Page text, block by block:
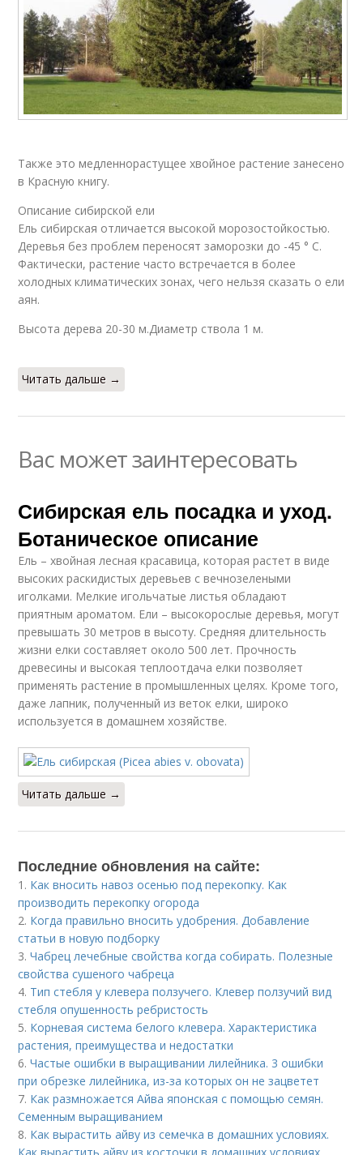
Также это медленнорастущее хвойное растение занесено
в Красную книгу.
Описание сибирской ели
Ель сибирская отличается высокой морозостойкостью.
Деревья без проблем переносят заморозки до -45 ° С.
Фактически, растение часто встречается в более
холодных климатических зонах, чего нельзя сказать о ели
аян.
Высота дерева 20-30 м.Диаметр ствола 1 м.
Читать дальше →
Вас может заинтересовать
Сибирская ель посадка и уход.
Ботаническое описание
Ель – хвойная лесная красавица, которая растет в виде
высоких раскидистых деревьев с вечнозелеными
иголками. Мелкие игольчатые листья обладают
приятным ароматом. Ели – высокорослые деревья, могут
превышать 30 метров в высоту. Средняя длительность
жизни елки составляет около 500 лет. Прочность
древесины и высокая теплоотдача елки позволяет
применять растение в промышленных целях. Кроме того,
даже лапник, полученный из веток елки, широко
используется в домашнем хозяйстве.
Читать дальше →
Последние обновления на сайте:
1. Как вносить навоз осенью под перекопку. Как
производить перекопку огорода
2. Когда правильно вносить удобрения. Добавление
статьи в новую подборку
3.Чабрец лечебные свойства когда собирать. Полезные
свойства сушеного чабреца
4. Тип стебля у клевера ползучего. Клевер ползучий вид
стебля опушенность ребристость
5. Корневая система белого клевера. Характеристика
растения, преимущества и недостатки
6.Частые ошибки в выращивании лилейника. 3 ошибки
при обрезке лилейника, из-за которых он не зацветет
7. Как размножается Айва японская с помощью семян.
Семенным выращиванием
8. Как вырастить айву из семечка в домашних условиях.